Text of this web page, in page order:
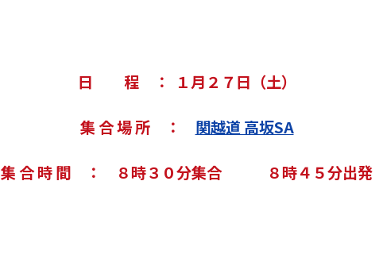
日 程 ： １月２７日（土）
集 合 場 所 ： 関越道 高坂SA
集 合 時 間 ： ８時３０分集合 ８時４５分出発